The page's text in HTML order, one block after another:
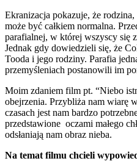
Ekranizacja pokazuje, że
może być całkiem normalna.
parafialnej, w której wszyscy się
Jednak gdy dowiedzieli się, że
Tooda i jego rodziny. Parafia
przemyśleniach postanowili im
Moim zdaniem film pt. “Niebo
obejrzenia. Przybliża nam wiarę
czasach jest nam bardzo
przedstawione oczami małego
odsłaniają nam obraz nieba.
Na temat filmu chcieli